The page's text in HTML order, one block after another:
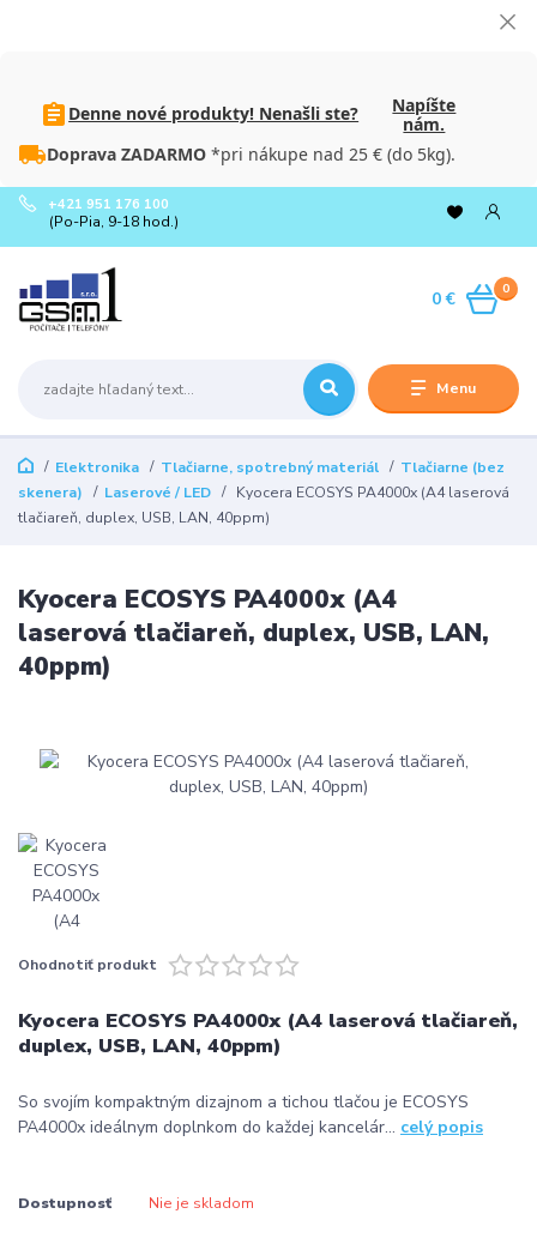
Denne nové produkty! Nenašli ste?
Napíšte
nám.
Doprava ZADARMO *pri nákupe nad 25 € (do 5kg).
Menu
+421 951 176 100
(Po-Pia, 9-18 hod.)
0
0 €
Elektronika Tlačiarne, spotrebný materiál
Tlačiarne (bez
skenera)
Laserové / LED
Kyocera ECOSYS PA4000x (A4 laserová
tlačiareň, duplex, USB, LAN, 40ppm)
Kyocera ECOSYS PA4000x (A4
laserová tlačiareň, duplex, USB, LAN,
40ppm)
Ohodnotiť produkt
Kyocera ECOSYS PA4000x (A4 laserová tlačiareň,
duplex, USB, LAN, 40ppm)
So svojím kompaktným dizajnom a tichou tlačou je ECOSYS
PA4000x ideálnym doplnkom do každej kancelár... celý popis
Dostupnosť Nie je skladom